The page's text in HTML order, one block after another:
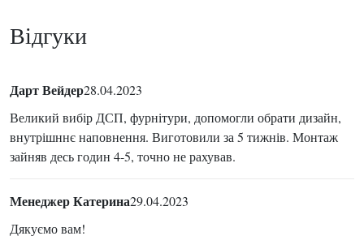
Відгуки
Дарт Вейдер28.04.2023
Великий вибір ДСП, фурнітури, допомогли обрати дизайн,
внутрішннє наповнення. Виготовили за 5 тижнів. Монтаж
зайняв десь годин 4-5, точно не рахував.
Менеджер Катерина29.04.2023
Дякуємо вам!